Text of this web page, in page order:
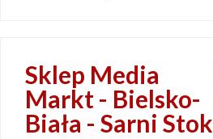
Sklep Media
Markt - Bielsko-
Biała - Sarni Stok